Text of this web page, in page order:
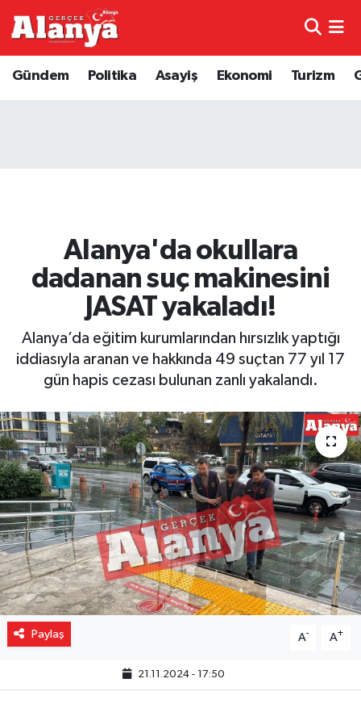
Gündem Politika Asayiş Ekonomi Turizm
Alanya'da okullara
dadanan suç makinesini
JASAT yakaladı!
Alanya’da eğitim kurumlarından hırsızlık yaptığı
iddiasıyla aranan ve hakkında 49 suçtan 77 yıl 17
gün hapis cezası bulunan zanlı yakalandı.
Paylaş A- A+
21.11.2024 - 17:50
Genel
Diğer
Ekonomi
Gizlilik İlkeleri - Privacy Policy
Güncel
Gündem
Politika
Spor
Turizm
Trafik Durumu
Haber Arşivi